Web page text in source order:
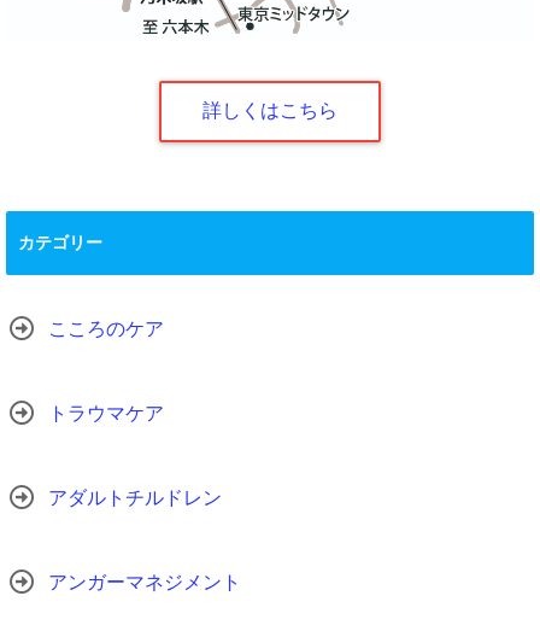
詳しくはこちら
カテゴリー
こころのケア
トラウマケア
アダルトチルドレン
アンガーマネジメント